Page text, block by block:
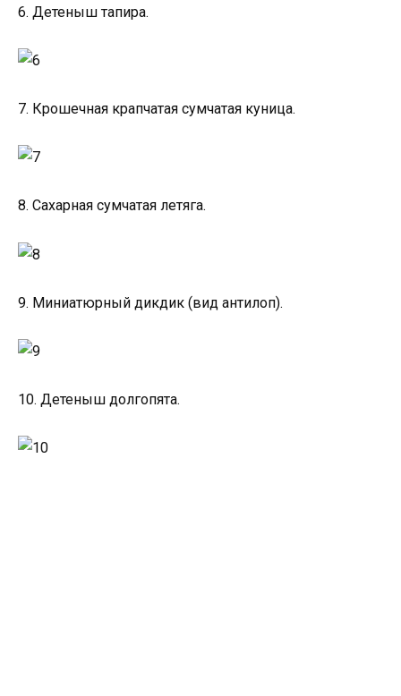
6. Детеныш тапира.
7. Крошечная крапчатая сумчатая куница.
8. Сахарная сумчатая летяга.
9. Миниатюрный дикдик (вид антилоп).
10. Детеныш долгопята.